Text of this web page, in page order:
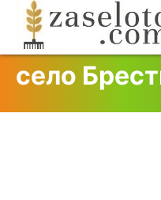
content
село